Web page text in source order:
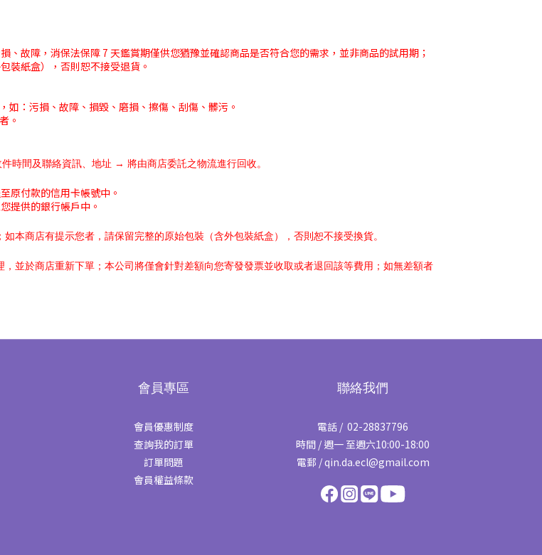
、故障，消保法保障 7 天鑑賞期僅供您猶豫並確認商品是否符合您的需求，並非商品的試用期；
裝紙盒），否則恕不接受退貨。
如：污損、故障、損毀、磨損、擦傷、刮傷、髒污。
。
間及聯絡資訊、地址 → 將由商店委託之物流進行回收。
原付款的信用卡帳號中。
提供的銀行帳戶中。
本商店有提示您者，請保留完整的原始包裝（含外包裝紙盒），否則恕不接受換貨。
並於商店重新下單；本公司將僅會針對差額向您寄發發票並收取或者退回該等費用；如無差額者
會員專區
會員優惠制度
查詢我的訂單
訂單問題
會員權益條款
聯絡我們
電話 / 02-28837796
時間 / 週一 至週六10:00-18:00
電郵 / qin.da.ecl@gmail.com